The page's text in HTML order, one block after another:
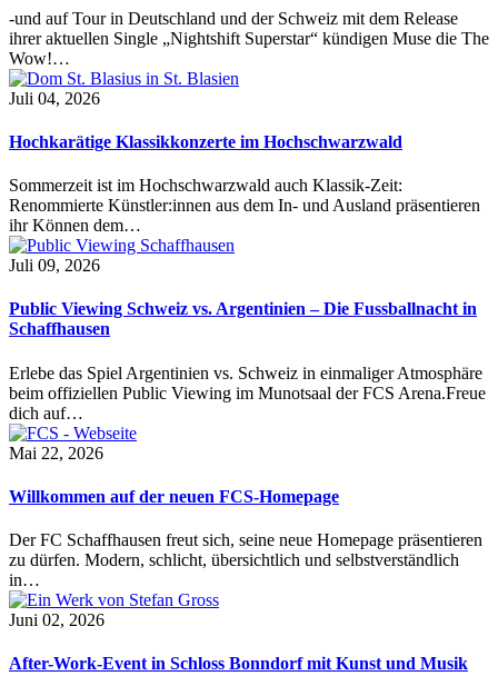
-und auf Tour in Deutschland und der Schweiz mit dem Release
ihrer aktuellen Single „Nightshift Superstar“ kündigen Muse die The
Wow!…
Juli 04, 2026
Hochkarätige Klassikkonzerte im Hochschwarzwald
Sommerzeit ist im Hochschwarzwald auch Klassik-Zeit:
Renommierte Künstler:innen aus dem In- und Ausland präsentieren
ihr Können dem…
Juli 09, 2026
Public Viewing Schweiz vs. Argentinien – Die Fussballnacht in
Schaffhausen
Erlebe das Spiel Argentinien vs. Schweiz in einmaliger Atmosphäre
beim offiziellen Public Viewing im Munotsaal der FCS Arena.Freue
dich auf…
Mai 22, 2026
Willkommen auf der neuen FCS-Homepage
Der FC Schaffhausen freut sich, seine neue Homepage präsentieren
zu dürfen. Modern, schlicht, übersichtlich und selbstverständlich
in…
Juni 02, 2026
After-Work-Event in Schloss Bonndorf mit Kunst und Musik